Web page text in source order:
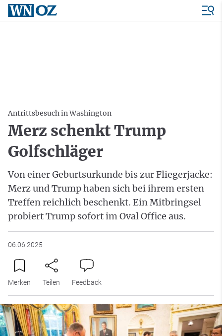
Antrittsbesuch in Washington
Merz schenkt Trump
Golfschläger
Von einer Geburtsurkunde bis zur Fliegerjacke:
Merz und Trump haben sich bei ihrem ersten
Treffen reichlich beschenkt. Ein Mitbringsel
probiert Trump sofort im Oval Office aus.
06.06.2025
Merken Teilen Feedback